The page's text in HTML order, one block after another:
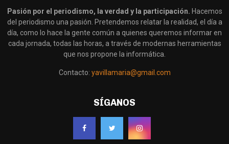
Pasión por el periodismo, la verdad y la participación. Hacemos
del periodismo una pasión. Pretendemos relatar la realidad, el día a
día, como lo hace la gente común a quienes queremos informar en
cada jornada, todas las horas, a través de modernas herramientas
que nos propone la informática.
Contacto: yavillamaria@gmail.com
SÍGANOS